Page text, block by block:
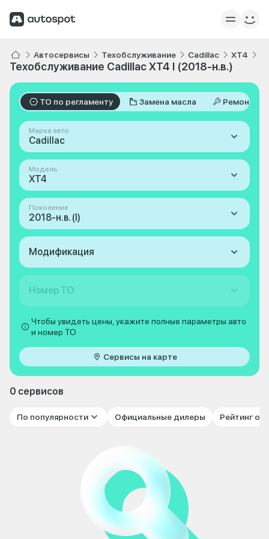
Автосервисы Техобслуживание Cadillac XT4
Техобслуживание Cadillac XT4 I (2018-н.в.)
ТО по регламенту Замена масла Ремонт
Марка авто
Cadillac
Модель
XT4
Поколение
2018-н.в. (I)
Модификация
Номер ТО
Чтобы увидеть цены, укажите полные параметры авто
и номер ТО
Сервисы на карте
0 сервисов
По популярности Официальные дилеры Рейтинг